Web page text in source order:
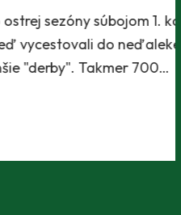
súbojom 1. kola
do neďalekej
Takmer 700…